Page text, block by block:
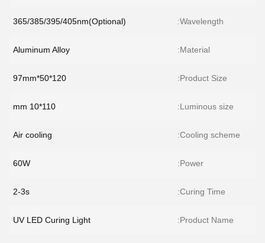
Wavelength:
365/385/395/405nm(Optional)
Material:
Aluminum Alloy
Product Size:
120*50*97mm
Luminous size:
110*10 mm
Cooling scheme:
Air cooling
Power:
60W
Curing Time:
2-3s
Product Name:
UV LED Curing Light